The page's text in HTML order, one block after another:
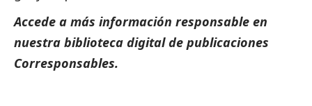
Accede a más información responsable en
nuestra biblioteca digital de publicaciones
Corresponsables.